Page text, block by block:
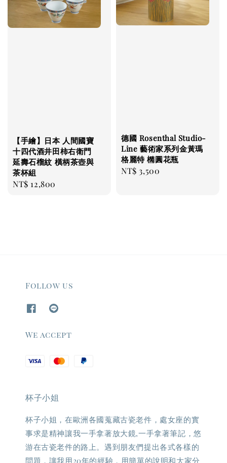
【手繪】日本 人間國寶
十四代酒井田柿右衛門
延壽石榴紋 橫柄茶壺與
茶杯組
Regular
NT$ 12,800
德國 Rosenthal Studio-
Line 藝術家系列金黃瑪
格麗特 橢圓花瓶
Regular
NT$ 3,500
Follow us
We accept
杯子小姐
杯子小姐，在歐洲各國蒐藏古瓷老件，處女座的實
事求是精神讓我一手拿著放大鏡,一手拿著筆記，悠
游在古瓷老件的路上。遇到朋友們提出各式各樣的
問題，讓我用20年的經驗，用簡單的說明和大家分